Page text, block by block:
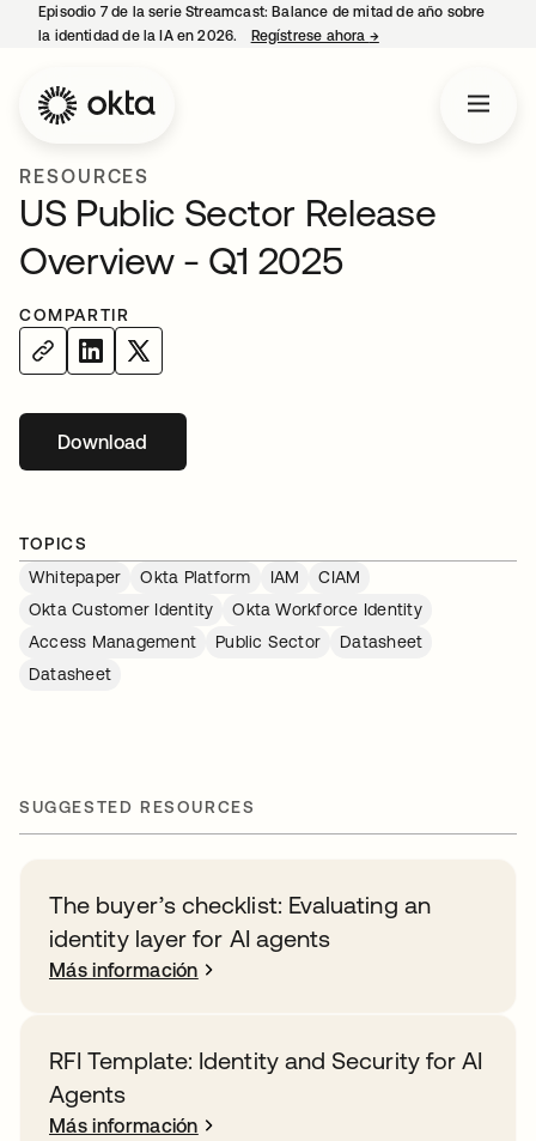
Episodio 7 de la serie Streamcast: Balance de mitad de año sobre
la identidad de la IA en 2026.
Regístrese ahora →se abre en una
RESOURCES
US Public Sector Release
Overview - Q1 2025
COMPARTIR
Downloadse abre en una pestaña nueva
TOPICS
Whitepaper
Okta Platform IAM
CIAM
Okta Customer Identity
Okta Workforce Identity
Access Management
Public Sector
Datasheet
Datasheet
SUGGESTED RESOURCES
The buyer’s checklist: Evaluating an
identity layer for AI agents
Más información
RFI Template: Identity and Security for AI
Agents
Más información